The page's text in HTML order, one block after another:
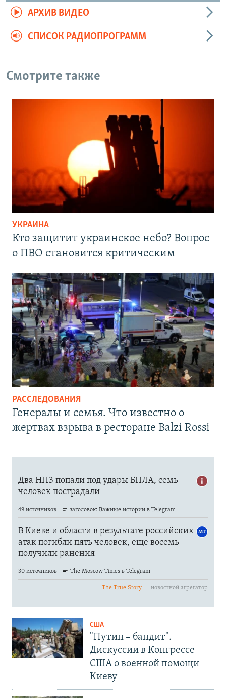
АРХИВ ВИДЕО
СПИСОК РАДИОПРОГРАММ
Смотрите также
УКРАИНА
Кто защитит украинское небо? Вопрос
о ПВО становится критическим
РАССЛЕДОВАНИЯ
Генералы и семья. Что известно о
жертвах взрыва в ресторане Balzi Rossi
США
"Путин – бандит".
Дискуссии в Конгрессе
США о военной помощи
Киеву